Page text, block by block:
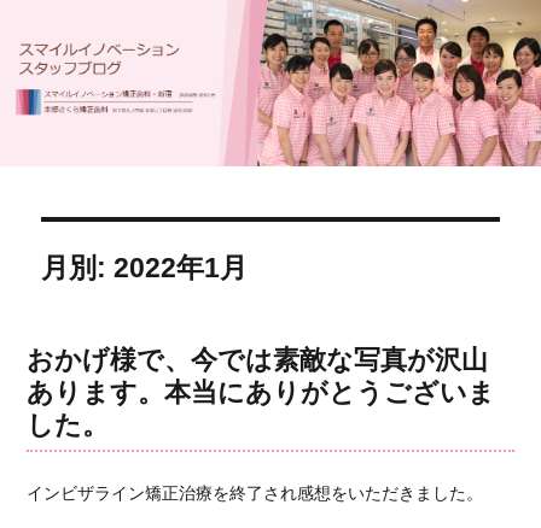
月別: 2022年1月
おかげ様で、今では素敵な写真が沢山
あります。本当にありがとうございま
した。
インビザライン矯正治療を終了され感想をいただきました。